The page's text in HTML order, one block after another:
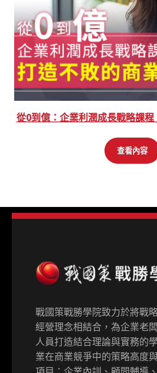
從0到億：企業利潤成長戰略課
查看內容
戰國策戰勝學院致力於將戰
經營理念相結合，為企業老
人員打造結合理論與實務的
業在商業競爭中的策略高度